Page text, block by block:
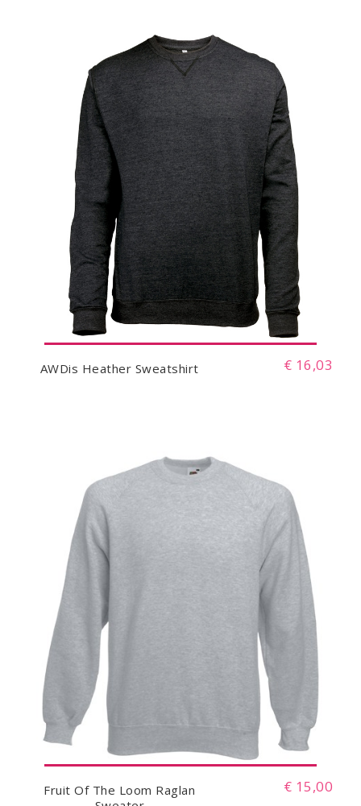
AWDis Heather Sweatshirt € 16,03
Fruit Of The Loom Raglan
€ 15,00